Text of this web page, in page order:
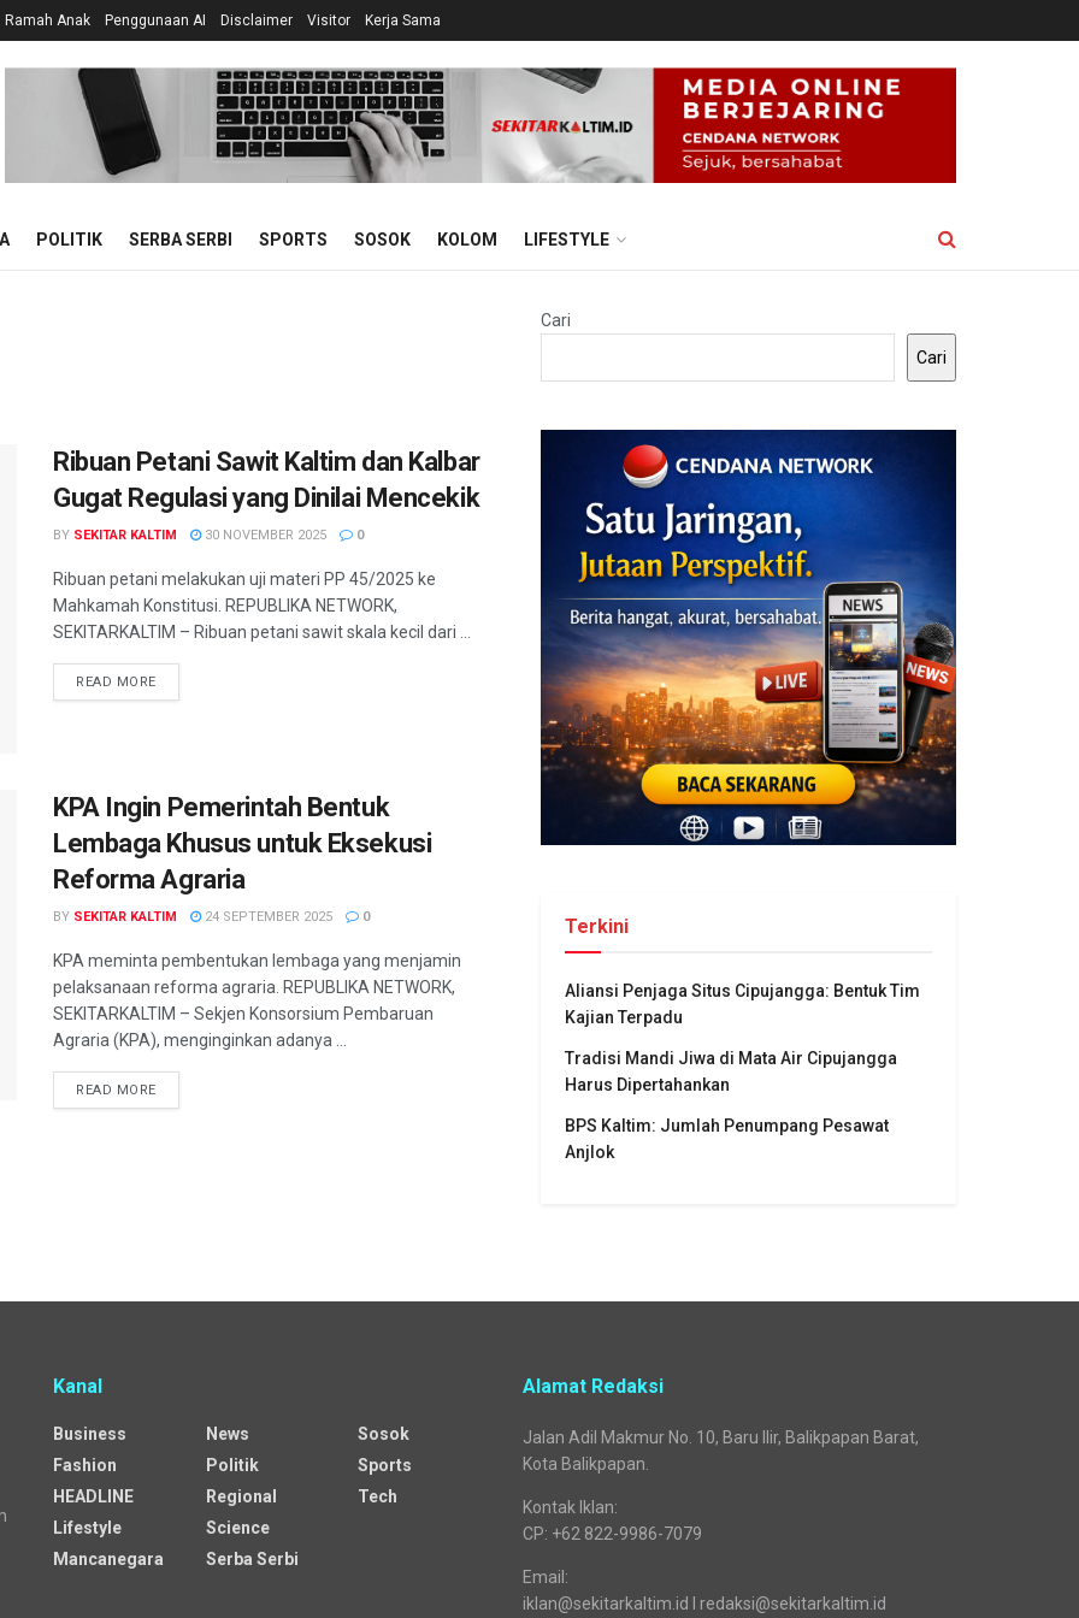
Ramah Anak Penggunaan AI Disclaimer Visitor Kerja Sama
POLITIK SERBA SERBI SPORTS SOSOK KOLOM LIFESTYLE
Ribuan Petani Sawit Kaltim dan Kalbar
Gugat Regulasi yang Dinilai Mencekik
BY SEKITAR KALTIM 30 NOVEMBER 2025 0
Ribuan petani melakukan uji materi PP 45/2025 ke
Mahkamah Konstitusi. REPUBLIKA NETWORK,
SEKITARKALTIM – Ribuan petani sawit skala kecil dari ...
READ MORE
KPA Ingin Pemerintah Bentuk
Lembaga Khusus untuk Eksekusi
Reforma Agraria
BY SEKITAR KALTIM 24 SEPTEMBER 2025 0
KPA meminta pembentukan lembaga yang menjamin
pelaksanaan reforma agraria. REPUBLIKA NETWORK,
SEKITARKALTIM – Sekjen Konsorsium Pembaruan
Agraria (KPA), menginginkan adanya ...
READ MORE
Cari
Cari
Terkini
Aliansi Penjaga Situs Cipujangga: Bentuk Tim
Kajian Terpadu
Tradisi Mandi Jiwa di Mata Air Cipujangga
Harus Dipertahankan
BPS Kaltim: Jumlah Penumpang Pesawat
Anjlok
Kanal
Business
Fashion
HEADLINE
Lifestyle
Mancanegara
News
Politik
Regional
Science
Serba Serbi
Sosok
Sports
Tech
Alamat Redaksi
Jalan Adil Makmur No. 10, Baru Ilir, Balikpapan Barat,
Kota Balikpapan.
Kontak Iklan:
CP: +62 822-9986-7079
Email:
iklan@sekitarkaltim.id I redaksi@sekitarkaltim.id